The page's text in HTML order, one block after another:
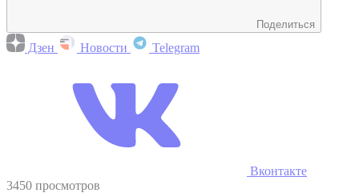
Поделиться
Дзен Новости Telegram
Вконтакте
3450 просмотров